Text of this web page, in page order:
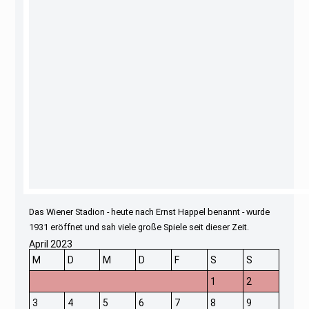
Das Wiener Stadion - heute nach Ernst Happel benannt - wurde
1931 eröffnet und sah viele große Spiele seit dieser Zeit.
April 2023
M
D M D F S
S
1
2
3
4 5 6 7 8 9